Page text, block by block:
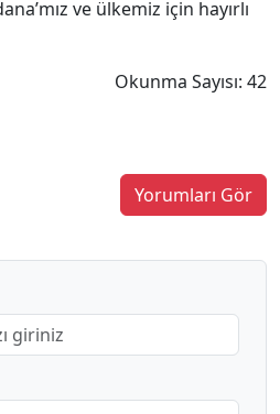
ve ülkemiz için hayırlı
Okunma Sayısı: 42
Yorumları Gör